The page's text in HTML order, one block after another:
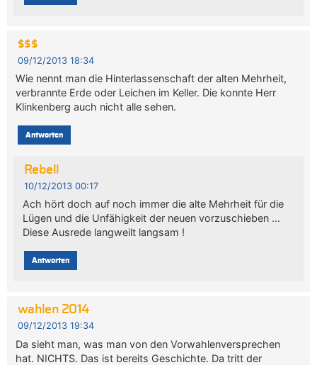
$$$
09/12/2013 18:34
Wie nennt man die Hinterlassenschaft der alten Mehrheit,
verbrannte Erde oder Leichen im Keller. Die konnte Herr
Klinkenberg auch nicht alle sehen.
Antworten
Rebell
10/12/2013 00:17
Ach hört doch auf noch immer die alte Mehrheit für die
Lügen und die Unfähigkeit der neuen vorzuschieben …
Diese Ausrede langweilt langsam !
Antworten
wahlen 2014
09/12/2013 19:34
Da sieht man, was man von den Vorwahlenversprechen
hat. NICHTS. Das ist bereits Geschichte. Da tritt der